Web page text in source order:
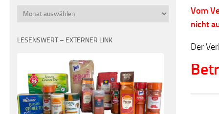
Vom
nicht
Der
Monatsübersicht
LESENSWERT – EXTERNER LINK